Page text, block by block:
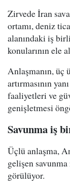
Zirvede İran
ortamı, deniz
alanındaki iş
konularının ele
Anlaşmanın, üç
artırmasının
faaliyetleri ve
genişletmesi
Savunma iş
Üçlü anlaşma,
gelişen
görülüyor.